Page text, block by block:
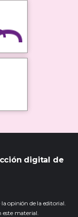
digital de
opinión de la editorial.
material.